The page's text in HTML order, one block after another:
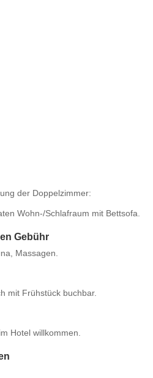
der Doppelzimmer:
Wohn-/Schlafraum mit Bettsofa.
Gebühr
Massagen.
mit Frühstück buchbar.
Hotel willkommen.